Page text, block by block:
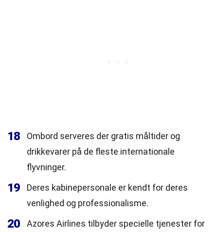
18
Ombord serveres der gratis måltider og
drikkevarer på de fleste internationale
flyvninger.
19
Deres kabinepersonale er kendt for deres
venlighed og professionalisme.
20
Azores Airlines tilbyder specielle tjenester for